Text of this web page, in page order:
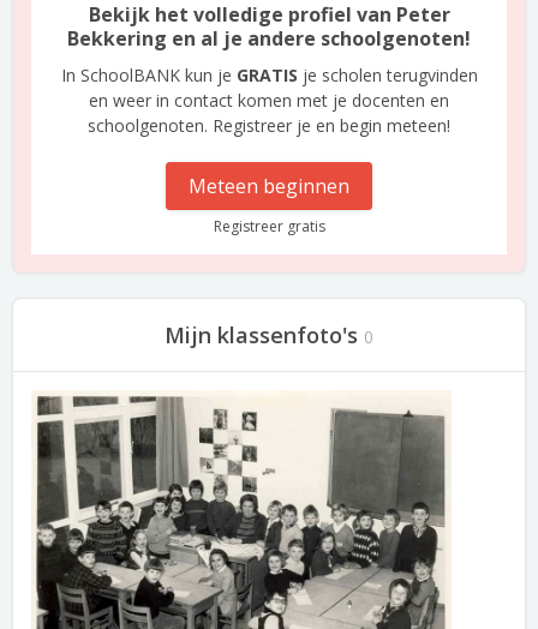
Bekijk het volledige profiel van Peter
Bekkering en al je andere schoolgenoten!
In SchoolBANK kun je GRATIS je scholen terugvinden
en weer in contact komen met je docenten en
schoolgenoten. Registreer je en begin meteen!
Meteen beginnen
Registreer gratis
Mijn klassenfoto's 0